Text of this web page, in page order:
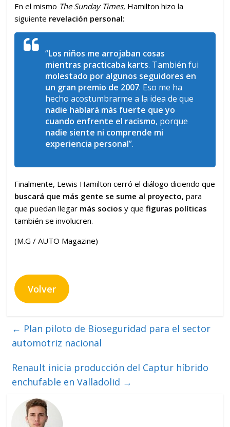
En el mismo The Sunday Times, Hamilton hizo la
siguiente revelación personal:
“Los niños me arrojaban cosas
mientras practicaba karts. También fui
molestado por algunos seguidores en
un gran premio de 2007. Eso me ha
hecho acostumbrarme a la idea de que
nadie hablará más fuerte que yo
cuando enfrente el racismo, porque
nadie siente ni comprende mi
experiencia personal”.
Finalmente, Lewis Hamilton cerró el diálogo diciendo que
buscará que más gente se sume al proyecto, para
que puedan llegar más socios y quefiguras políticas
también se involucren.
(M.G / AUTO Magazine)
Volver
← Plan piloto de Bioseguridad para el sector
automotriz nacional
Renault inicia producción del Captur híbrido
enchufable en Valladolid →